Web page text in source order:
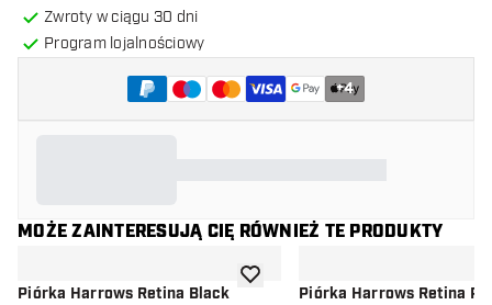
Zwroty w ciągu 30 dni
Program lojalnościowy
+4
MOŻE ZAINTERESUJĄ CIĘ RÓWNIEŻ TE PRODUKTY
Piórka Harrows Retina Black dodaj do listy życzeń
Piórka Harrows Retina